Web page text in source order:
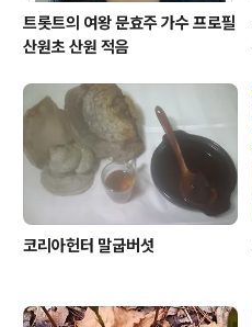
트롯트의 여왕 문효주 가수 프로필
산원초 산원 적음
코리아헌터 말굽버섯